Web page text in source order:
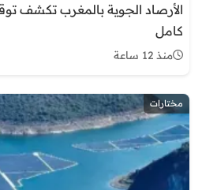
الأرصاد الجوية بالمغرب تكشف
كامل
منذ 12 ساعة
مختارات